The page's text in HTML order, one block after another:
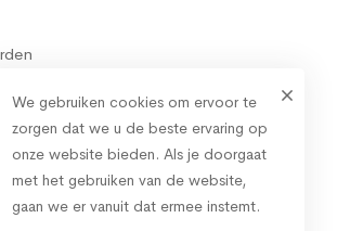
We gebruiken cookies om ervoor te
zorgen dat we u de beste ervaring op
onze website bieden. Als je doorgaat
met het gebruiken van de website,
gaan we er vanuit dat ermee instemt.